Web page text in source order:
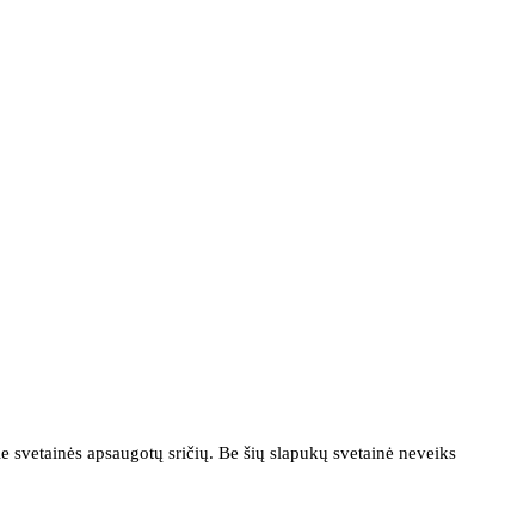
apsaugotų sričių. Be šių slapukų svetainė neveiks